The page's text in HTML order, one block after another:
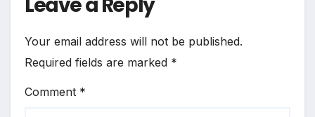
Your email address will not be published.
Required fields are marked *
Comment *